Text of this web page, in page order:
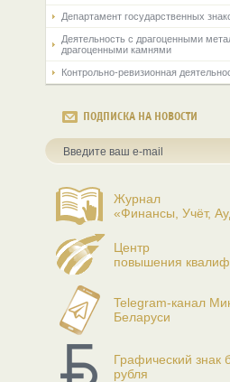
Департамент государственных
Деятельность с драгоценными
драгоценными камнями
Контрольно-ревизионная
ПОДПИСКА НА НОВОСТИ
Журнал
«Финансы, Учёт,
Центр
повышения
Telegram-канал
Беларуси
Графический знак
рубля